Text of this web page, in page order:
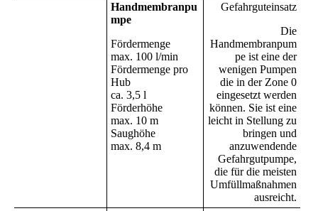
Handmembranpu
mpe
Fördermenge
max. 100 l/min
Fördermenge pro
Hub
ca. 3,5 l
Förderhöhe
max. 10 m
Saughöhe
max. 8,4 m
Gefahrguteinsatz
Die
Handmembranpum
pe ist eine der
wenigen Pumpen
die in der Zone 0
eingesetzt werden
können. Sie ist eine
leicht in Stellung zu
bringen und
anzuwendende
Gefahrgutpumpe,
die für die meisten
Umfüllmaßnahmen
ausreicht.